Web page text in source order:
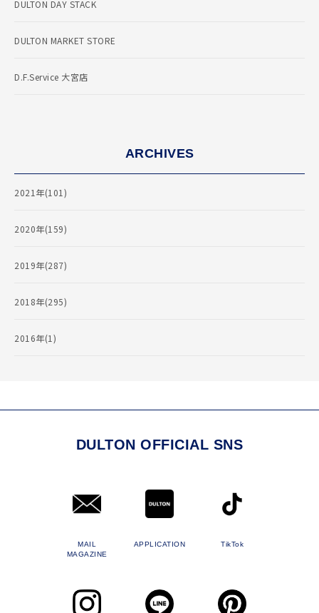
DULTON DAY STACK
DULTON MARKET STORE
D.F.Service 大宮店
ARCHIVES
2021年(101)
2020年(159)
2019年(287)
2018年(295)
2016年(1)
DULTON OFFICIAL SNS
MAIL
MAGAZINE
APPLICATION TikTok